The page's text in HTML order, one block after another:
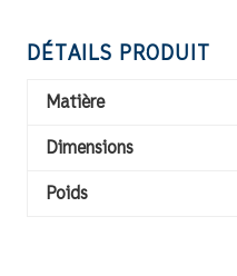
DÉTAILS PRODUIT
Matière
Dimensions
Poids